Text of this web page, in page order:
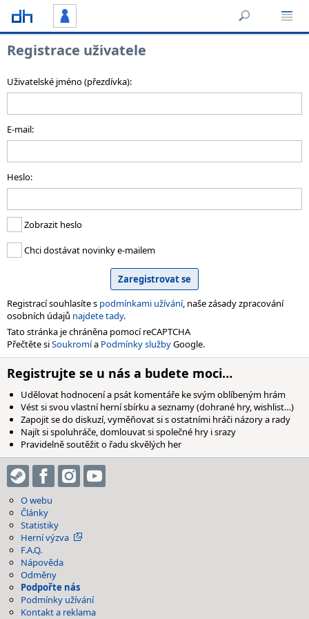
Registrace uživatele
Uživatelské jméno (přezdívka):
E-mail:
Heslo:
Zobrazit heslo
Chci dostávat novinky e-mailem
Registrací souhlasíte s podmínkami užívání, naše zásady zpracování
osobních údajů najdete tady.
Tato stránka je chráněna pomocí reCAPTCHA
Přečtěte siSoukromía Podmínky službyGoogle.
Registrujte se u nás a budete moci…
Udělovat hodnocení a psát komentáře ke svým oblíbeným hrám
Vést si svou vlastní herní sbírku a seznamy (dohrané hry, wishlist…)
Zapojit se do diskuzí, vyměňovat si s ostatními hráči názory a rady
Najít si spoluhráče, domlouvat si společné hry i srazy
Pravidelně soutěžit o řadu skvělých her
O webu
Články
Statistiky
Herní výzva
F.A.Q.
Nápověda
Odměny
Podpořte nás
Podmínky užívání
Kontakt a reklama